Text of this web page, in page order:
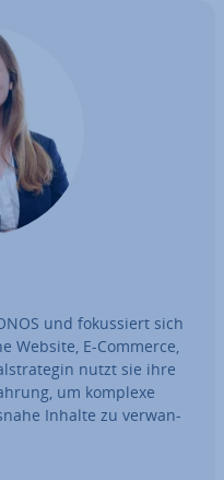
und fo­kus­siert sich
Website, E-Commerce,
nutzt sie ihre
um komplexe
Inhalte zu ver­wan­